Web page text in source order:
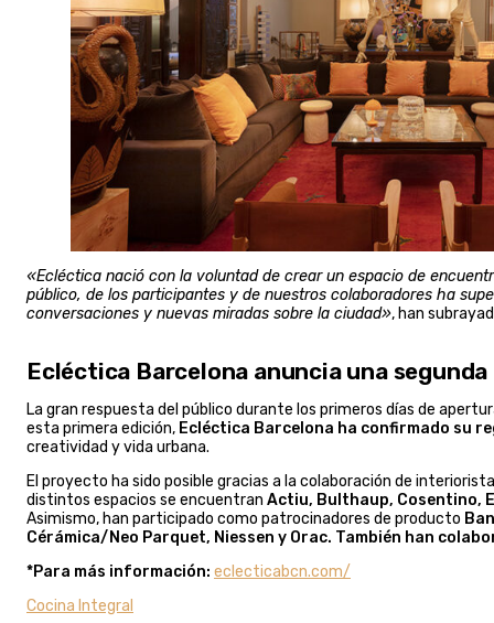
«Ecléctica nació con la voluntad de crear un espacio de
público, de los participantes y de nuestros colaboradores ha
conversaciones y nuevas miradas sobre la ciudad», han
Ecléctica Barcelona anuncia una
La gran respuesta del público durante los primeros días de
esta primera edición, Ecléctica Barcelona ha confirmado su
creatividad y vida urbana.
El proyecto ha sido posible gracias a la colaboración de
distintos espacios se encuentran Actiu, Bulthaup, Cosentino,
Asimismo, han participado como patrocinadores de producto
Cérámica/Neo Parquet, Niessen y Orac. También han
*Para más información: eclecticabcn.com/
Cocina Integral